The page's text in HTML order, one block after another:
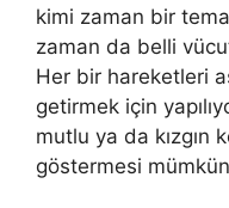
kimi zaman bir
zaman da belli
Her bir hareketleri
getirmek için
mutlu ya da kızgın
göstermesi